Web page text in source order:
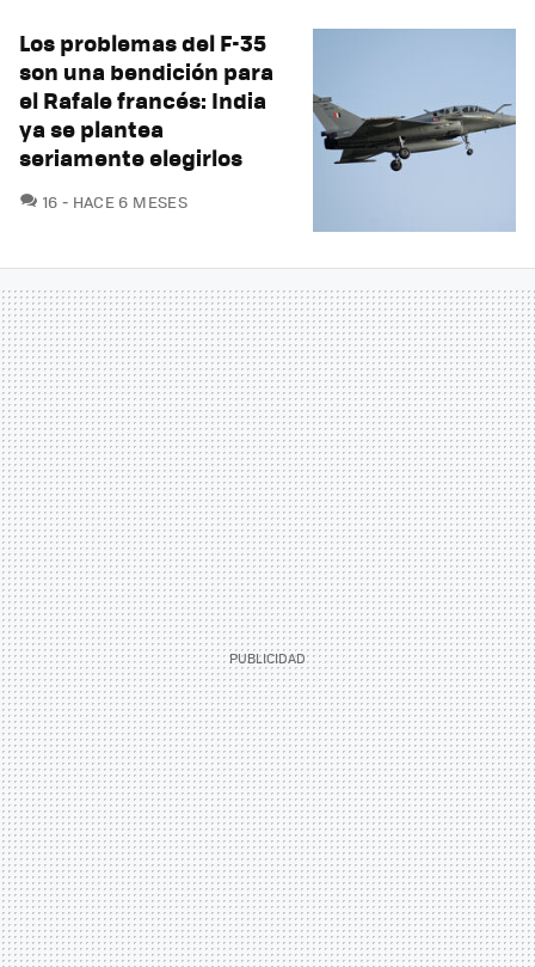
Los problemas del F-35
son una bendición para
el Rafale francés: India
ya se plantea
seriamente elegirlos
16 COMENTARIOS
HACE 6 MESES